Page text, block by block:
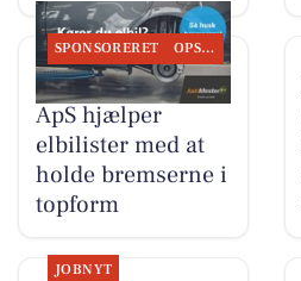
SPONSORERET OPSLAGSTAVLEN
Tilst Auto Aarhus
ApS hjælper
elbilister med at
holde bremserne i
topform
JOBNYT